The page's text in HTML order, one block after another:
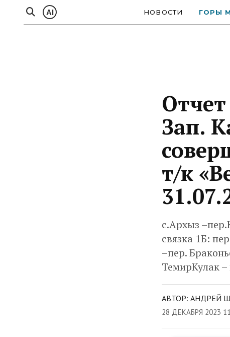
AI НОВОСТИ ГОРЫ
Зап.
т/к
с.Архыз
связка 1Б:
–пер.
ТемирКулак –
АВТОР: АНДРЕЙ
28 ДЕКАБРЯ 2023